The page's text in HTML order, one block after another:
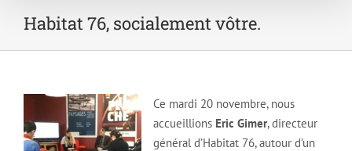
Habitat 76, socialement vôtre.
Ce mardi 20 novembre, nous
accueillions Eric Gimer, directeur
général d’Habitat 76, autour d’un